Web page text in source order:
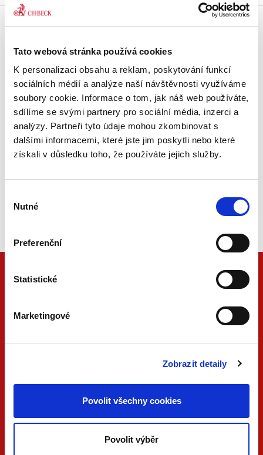
Tato webová stránka používá cookies
K personalizaci obsahu a reklam, poskytování funkcí
sociálních médií a analýze naší návštěvnosti využíváme
soubory cookie. Informace o tom, jak náš web používáte,
sdílíme se svými partnery pro sociální média, inzerci a
analýzy. Partneři tyto údaje mohou zkombinovat s
dalšími informacemi, které jste jim poskytli nebo které
získali v důsledku toho, že používáte jejich služby.
souhlasu
Nutné
Preferenční
Statistické
Marketingové
Zobrazit detaily
Povolit všechny cookies
Povolit výběr
Získejte dopravu zdarma
Tradiční nakladatelství
Působíme na trhu přes 30 let.
Semináře a Konference
Vzdělávejte se kvalitně.
Vzdělávejte se s Akademií C. H. Beck.
PDF
VERZE
KONTAKTUJTE NÁS